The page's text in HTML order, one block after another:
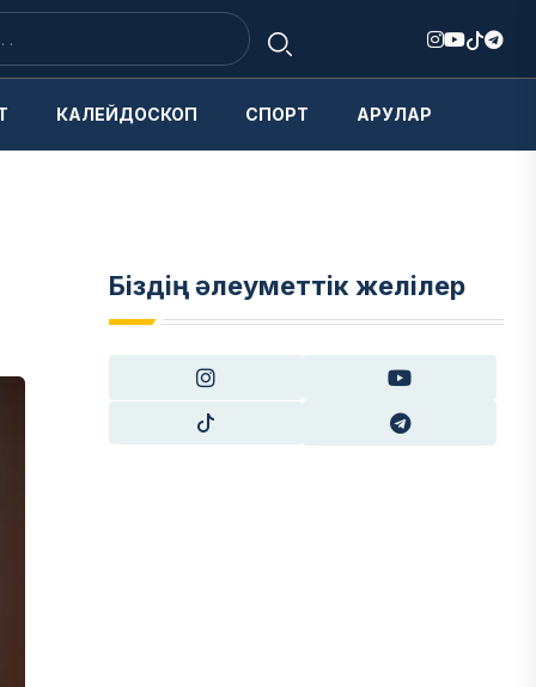
КАЛЕЙДОСКОП СПОРТ АРУЛАР
Біздің әлеуметтік желілер